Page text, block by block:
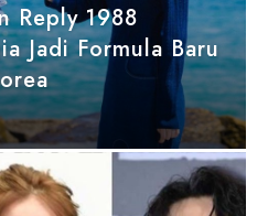
Reply 1988
Jadi Formula Baru